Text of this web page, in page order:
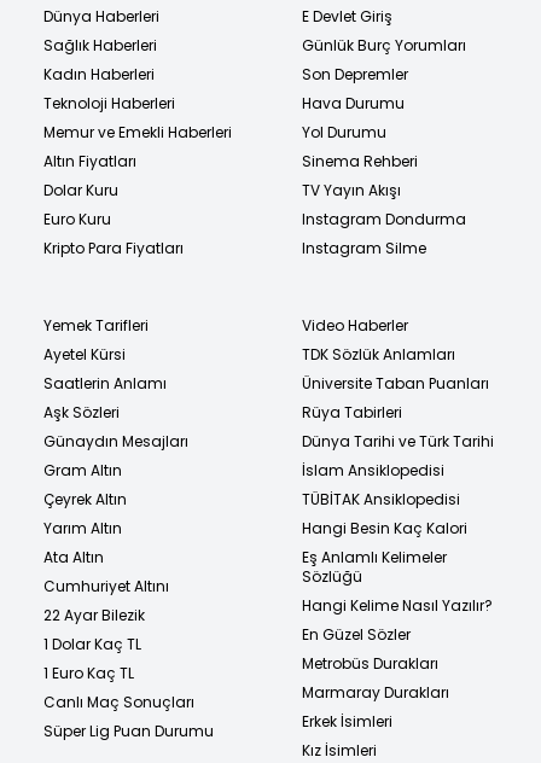
Dünya Haberleri
Sağlık Haberleri
Kadın Haberleri
Teknoloji Haberleri
Memur ve Emekli Haberleri
Altın Fiyatları
Dolar Kuru
Euro Kuru
Kripto Para Fiyatları
E Devlet Giriş
Günlük Burç Yorumları
Son Depremler
Hava Durumu
Yol Durumu
Sinema Rehberi
TV Yayın Akışı
Instagram Dondurma
Instagram Silme
Yemek Tarifleri
Ayetel Kürsi
Saatlerin Anlamı
Aşk Sözleri
Günaydın Mesajları
Gram Altın
Çeyrek Altın
Yarım Altın
Ata Altın
Cumhuriyet Altını
22 Ayar Bilezik
1 Dolar Kaç TL
1 Euro Kaç TL
Canlı Maç Sonuçları
Süper Lig Puan Durumu
Video Haberler
TDK Sözlük Anlamları
Üniversite Taban Puanları
Rüya Tabirleri
Dünya Tarihi ve Türk Tarihi
İslam Ansiklopedisi
TÜBİTAK Ansiklopedisi
Hangi Besin Kaç Kalori
Eş Anlamlı Kelimeler
Sözlüğü
Hangi Kelime Nasıl Yazılır?
En Güzel Sözler
Metrobüs Durakları
Marmaray Durakları
Erkek İsimleri
Kız İsimleri